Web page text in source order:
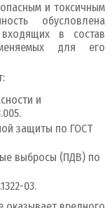
и токсичным
обусловлена
входящих в состав
для его
и
защиты по ГОСТ
выбросы (ПДВ) по
03.